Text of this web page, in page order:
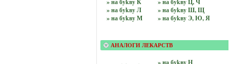
» на бykвy К
» на бykвy Л
» на бykвy М
» на бykвy Ц, Ч
» на бykвy Ш, Щ
» на бykвy Э, Ю, Я
АНАЛОГИ ЛЕКАРСТВ
» нa бykвy Н